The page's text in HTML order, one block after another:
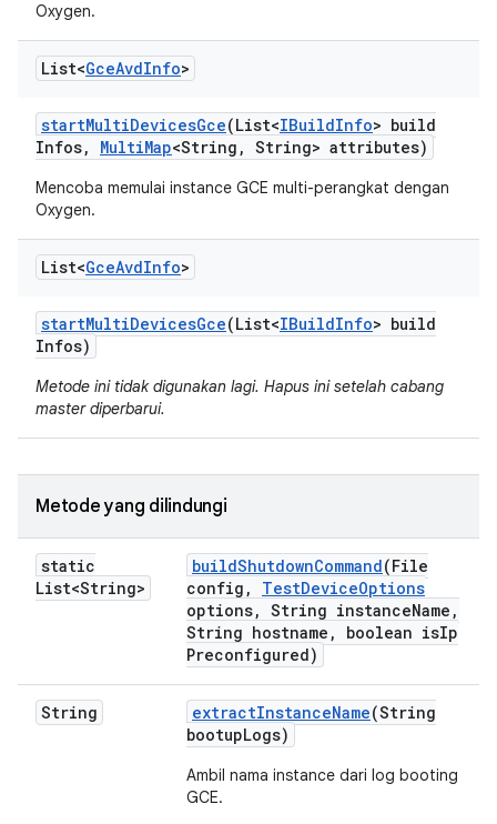
Oxygen.
List<GceAvdInfo>
startMultiDevicesGce(List<IBuildInfo> build
Infos, MultiMap<String , String> attributes)
Mencoba memulai instance GCE multi-perangkat dengan
Oxygen.
List<GceAvdInfo>
startMultiDevicesGce(List<IBuildInfo> build
Infos)
Metode ini tidak digunakan lagi. Hapus ini setelah cabang
master diperbarui.
Metode yang dilindungi
static
List<String>
buildShutdownCommand(File
config , TestDeviceOptions
options, String instanceName ,
String hostname , boolean isIp
Preconfigured)
String extractInstanceName(String
bootupLogs)
Ambil nama instance dari log booting
GCE.